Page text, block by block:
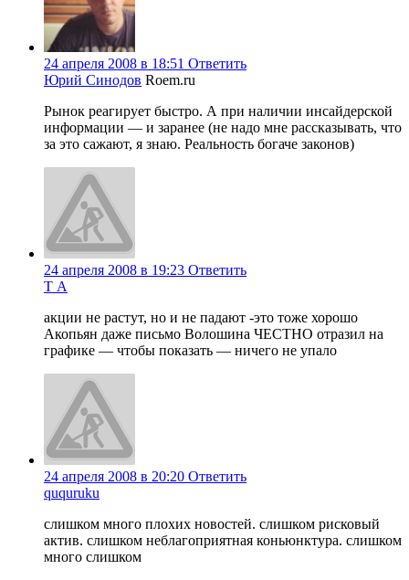
24 апреля 2008 в 18:51 Ответить
Юрий Синодов Roem.ru
Рынок реагирует быстро. А при наличии инсайдерской
информации — и заранее (не надо мне рассказывать, что
за это сажают, я знаю. Реальность богаче законов)
24 апреля 2008 в 19:23 Ответить
Т А
акции не растут, но и не падают -это тоже хорошо
Акопьян даже письмо Волошина ЧЕСТНО отразил на
графике — чтобы показать — ничего не упало
24 апреля 2008 в 20:20 Ответить
ququruku
слишком много плохих новостей. слишком рисковый
актив. слишком неблагоприятная коньюнктура. слишком
много слишком